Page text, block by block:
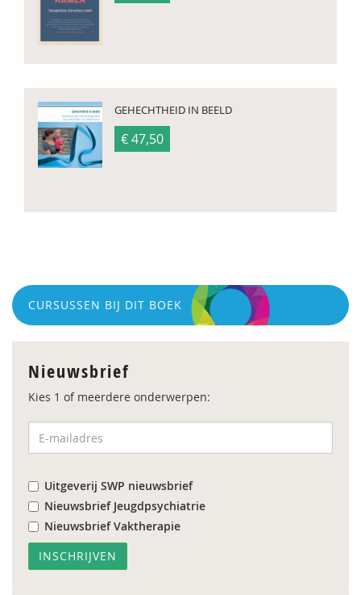
GEHECHTHEID IN BEELD
€ 47,50
CURSUSSEN BIJ DIT BOEK
Nieuwsbrief
Kies 1 of meerdere onderwerpen:
Uitgeverij SWP nieuwsbrief
Nieuwsbrief Jeugdpsychiatrie
Nieuwsbrief Vaktherapie